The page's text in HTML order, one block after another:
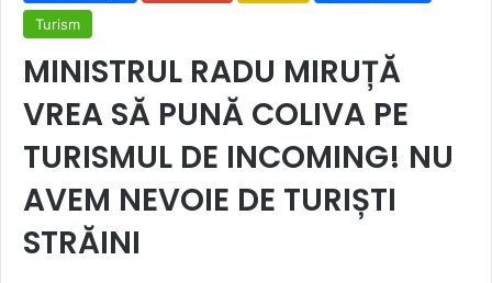
Turism
MINISTRUL RADU MIRUȚĂ
VREA SĂ PUNĂ COLIVA PE
TURISMUL DE INCOMING! NU
AVEM NEVOIE DE TURIȘTI
STRĂINI